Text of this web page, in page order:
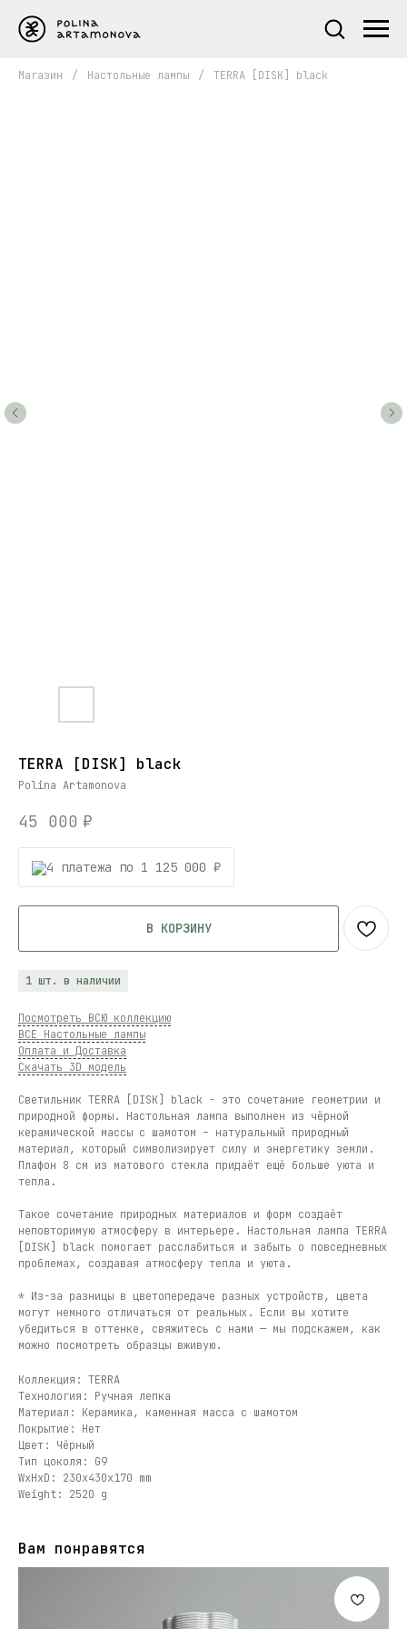
Магазин / Настольные лампы / TERRA [DISK] black
TERRA [DISK] black
Polina Artamonova
45 000 ₽
4 платежа по 1 125 000 ₽
В КОРЗИНУ
1 шт. в наличии
Посмотреть ВСЮ коллекцию
ВСЕ Настольные лампы
Оплата и Доставка
Скачать 3D модель
Светильник TERRA [DISK] black - это сочетание геометрии и
природной формы. Настольная лампа выполнен из чёрной
керамической массы с шамотом – натуральный природный
материал, который символизирует силу и энергетику земли.
Плафон 8 см из матового стекла придаёт ещё больше уюта и
тепла.
Такое сочетание природных материалов и форм создаёт
неповторимую атмосферу в интерьере. Настольная лампа TERRA
[DISK] black помогает расслабиться и забыть о повседневных
проблемах, создавая атмосферу тепла и уюта.
* Из-за разницы в цветопередаче разных устройств, цвета
могут немного отличаться от реальных. Если вы хотите
убедиться в оттенке, свяжитесь с нами — мы подскажем, как
можно посмотреть образцы вживую.
Коллекция: TERRA
Технология: Ручная лепка
Материал: Керамика, каменная масса с шамотом
Покрытие: Нет
Цвет: Чёрный
Тип цоколя: G9
WxHxD: 230x430x170 mm
Weight: 2520 g
Вам понравятся